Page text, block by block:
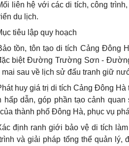
liên hệ với các di tích, công
du lịch.
tiêu lập quy hoạch
tồn, tôn tạo di tích Cảng Đông
biệt Đường Trường Sơn -
mai sau về lịch sử đấu tranh giữ
huy giá trị di tích Cảng Đông
hấp dẫn, góp phần tạo cảnh
thành phố Đông Hà, phục vụ
định ranh giới bảo vệ di tích
và giải pháp tổng thể quản lý,